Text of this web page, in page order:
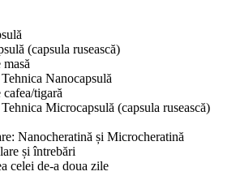
(capsula rusească)
masă
Nanocapsulă
cafea/tigară
Microcapsulă (capsula rusească)
Nanocheratină și Microcheratină
și întrebări
celei de-a doua zile